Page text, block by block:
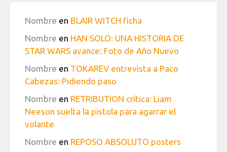
Nombre en BLAIR WITCH ficha
Nombre en HAN SOLO: UNA HISTORIA DE
STAR WARS avance: Foto de Año Nuevo
Nombre en TOKAREV entrevista a Paco
Cabezas: Pidiendo paso
Nombre en RETRIBUTION crítica: Liam
Neeson suelta la pistola para agarrar el
volante
Nombre en REPOSO ABSOLUTO posters